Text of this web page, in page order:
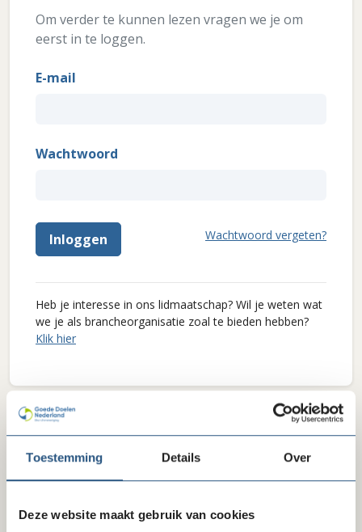
Toestemming Details Over
Deze website maakt gebruik van cookies
Om verder te kunnen lezen vragen we je om
eerst in te loggen.
E-mail
Wachtwoord
Inloggen Wachtwoord vergeten?
Heb je interesse in ons lidmaatschap? Wil je weten wat
we je als brancheorganisatie zoal te bieden hebben?
Klik hier
Delen via LinkedIn
Delen via Facebook